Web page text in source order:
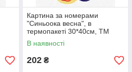
Картина за номерами
"Синьоока весна", в
термопакеті 30*40см, ТМ
Ідейка, Україна
В наявності
202 ₴